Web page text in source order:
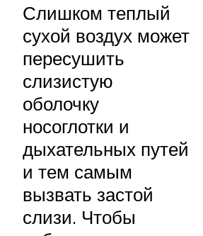
Слишком теплый
сухой воздух может
пересушить
слизистую
оболочку
носоглотки и
дыхательных путей
и тем самым
вызвать застой
слизи. Чтобы